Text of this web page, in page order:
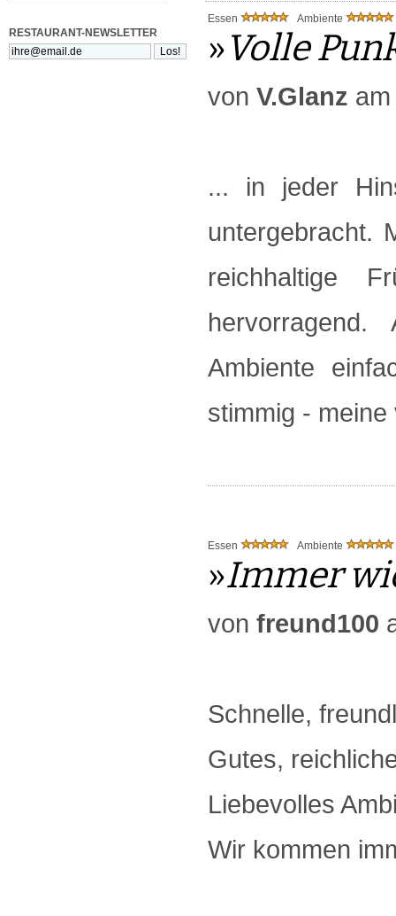
RESTAURANT-NEWSLETTER
Essen Ambiente
»Volle
von V.Glanz
... in jeder
untergebracht.
reichhaltige
Ambiente
stimmig -
Essen Ambiente
»Immer
von freund100
Schnelle,
Gutes,
Liebevolles
Wir kommen